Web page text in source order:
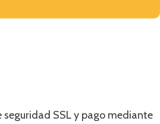
SSL y pago mediante